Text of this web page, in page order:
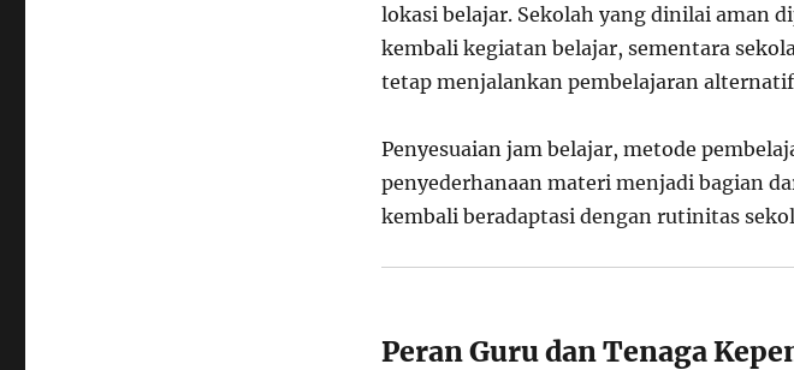
lokasi belajar. Sekolah yang dinilai aman
kembali kegiatan belajar, sementara
tetap menjalankan pembelajaran
Penyesuaian jam belajar, metode
penyederhanaan materi menjadi bagian
kembali beradaptasi dengan rutinitas
Peran Guru dan Tenaga